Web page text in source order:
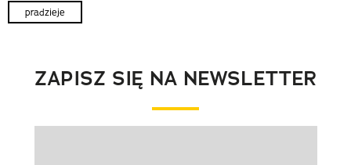
pradzieje
ZAPISZ SIĘ NA NEWSLETTER